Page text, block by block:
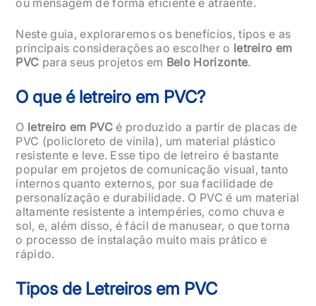
Neste guia, exploraremos os benefícios, tipos e as
principais considerações ao escolher o letreiro em
PVC para seus projetos em Belo Horizonte.
O que é letreiro em PVC?
O letreiro em PVCé produzido a partir de placas de
PVC (policloreto de vinila), um material plástico
resistente e leve. Esse tipo de letreiro é bastante
popular em projetos de comunicação visual, tanto
internos quanto externos, por sua facilidade de
personalização e durabilidade. O PVC é um material
altamente resistente a intempéries, como chuva e
sol, e, além disso, é fácil de manusear, o que torna
o processo de instalação muito mais prático e
rápido.
Tipos de Letreiros em PVC